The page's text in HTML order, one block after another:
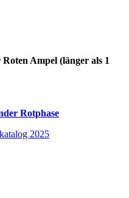
Ampel (länger als 1
Rotphase
2025